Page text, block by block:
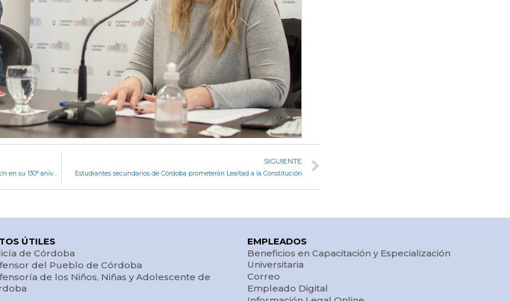
La Legislatura homenajeó al Teatro del Libertador San Martín en su 130° aniversario
SIGUIENTE
Estudiantes secundarios de Córdoba prometerán Lealtad a la Constitución
ÚTILES
de Córdoba
del Pueblo de Córdoba
de los Niños, Niñas y Adolescente de
EMPLEADOS
Beneficios en Capacitación y Especialización
Universitaria
Correo
Empleado Digital